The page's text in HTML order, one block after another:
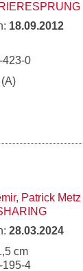
18.09.2012
423-0
(A)
, Patrick Metz
28.03.2024
cm
195-4